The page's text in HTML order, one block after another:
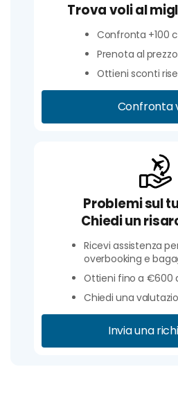
Trova voli al
Confronta +100
Prenota al
Ottieni sconti
Confronta
Problemi sul
Chiedi un
Ricevi assistenza
overbooking e
Ottieni fino a €600
Chiedi una
Invia una